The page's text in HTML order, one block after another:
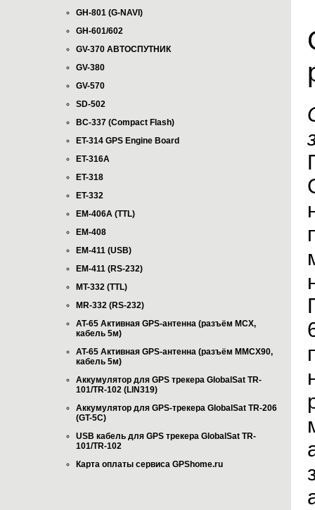
GH-801 (G-NAVI)
GH-601/602
GV-370 АВТОСПУТНИК
GV-380
GV-570
SD-502
BC-337 (Compact Flash)
ET-314 GPS Engine Board
ET-316A
ET-318
ET-332
EM-406A (TTL)
EM-408
EM-411 (USB)
EM-411 (RS-232)
MT-332 (TTL)
MR-332 (RS-232)
AT-65 Активная GPS-антенна (разъём MCX,
кабель 5м)
AT-65 Активная GPS-антенна (разъём MMCX90,
кабель 5м)
Аккумулятор для GPS трекера GlobalSat TR-
101/TR-102 (LIN319)
Аккумулятор для GPS-трекера GlobalSat TR-206
(GT-5C)
USB кабель для GPS трекера GlobalSat TR-
101/TR-102
Карта оплаты сервиса GPShome.ru